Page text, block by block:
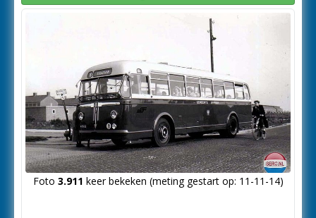
Foto 3.911 keer bekeken (meting gestart op: 11-11-14)